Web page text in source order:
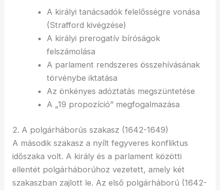
A királyi tanácsadók felelősségre vonása
(Strafford kivégzése)
A királyi prerogatív bíróságok
felszámolása
A parlament rendszeres összehívásának
törvénybe iktatása
Az önkényes adóztatás megszüntetése
A „19 propozíció” megfogalmazása
2. A polgárháborús szakasz (1642-1649)
A második szakasz a nyílt fegyveres konfliktus
időszaka volt. A király és a parlament közötti
ellentét polgárháborúhoz vezetett, amely két
szakaszban zajlott le. Az első polgárháború (1642-